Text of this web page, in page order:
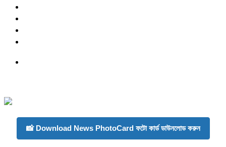
📸 Download News PhotoCard ফটো কার্ড ডাউনলোড করুন